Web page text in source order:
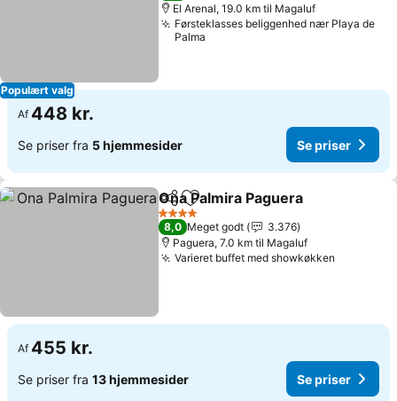
Populært valg
El Arenal, 19.0 km til Magaluf
Førsteklasses beliggenhed nær Playa de
Palma
Af 448 kr.
Se priser fra 5 hjemmesider Se priser
Del Føj til favoritter
Ona Palmira Paguera
4 Stjerner
8,0 Meget godt
3.376
Paguera, 7.0 km til Magaluf
Varieret buffet med showkøkken
Af 455 kr.
Se priser fra 13 hjemmesider Se priser